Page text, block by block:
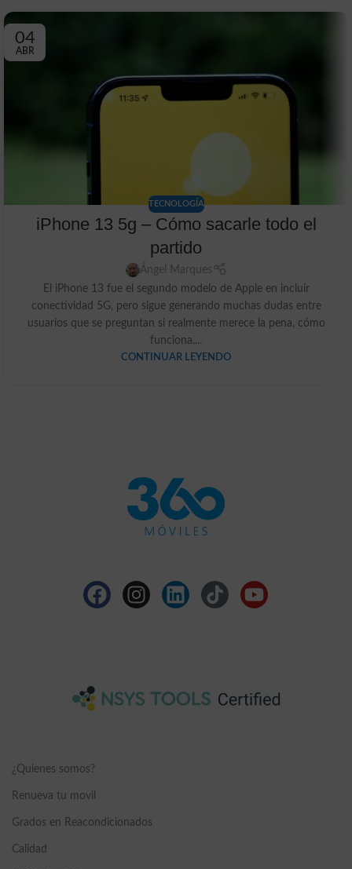
04
ABR
TECNOLOGÍA
iPhone 13 5g – Cómo sacarle todo el
partido
Ángel Marques
El iPhone 13 fue el segundo modelo de Apple en incluir
conectividad 5G, pero sigue generando muchas dudas entre
usuarios que se preguntan si realmente merece la pena, cómo
funciona,...
CONTINUAR LEYENDO
¿Quienes somos?
Renueva tu movil
Grados en Reacondicionados
Calidad